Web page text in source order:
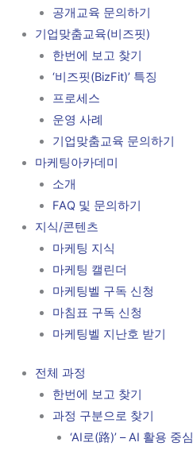
공개교육 문의하기
기업맞춤교육(비즈핏)
한번에 보고 찾기
‘비즈핏(BizFit)’ 특징
프로세스
운영 사례
기업맞춤교육 문의하기
마케팅아카데미
소개
FAQ 및 문의하기
지식/콘텐츠
마케팅 지식
마케팅 캘린더
마케팅벨 구독 신청
마침표 구독 신청
마케팅벨 지난호 받기
전체 과정
한번에 보고 찾기
과정 구분으로 찾기
‘AI로(路)’ – AI 활용 중심